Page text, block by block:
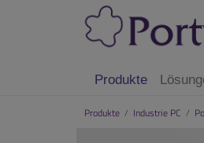
Produkte
Produkte / Industrie PC /